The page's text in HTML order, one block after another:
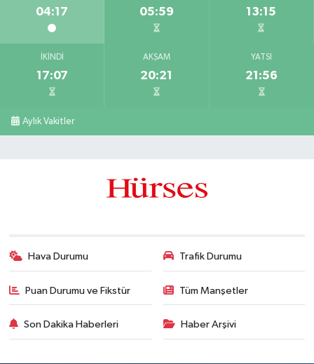
04:17 05:59 13:15
İKINDI
17:07
AKŞAM
20:21
YATSI
21:56
Aylık Vakitler
Hava Durumu Trafik Durumu
Puan Durumu ve Fikstür Tüm Manşetler
Son Dakika Haberleri Haber Arşivi